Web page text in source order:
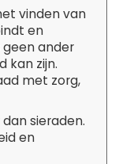
vinden van
en
ander
kan zijn.
met zorg,
sieraden.
en